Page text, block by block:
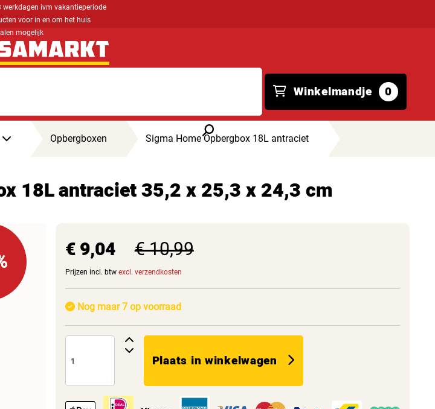
werkdagen ivm vakantieperiode
voor in en om het huis
mogelijk
Winkelmandje 0
Opbergboxen Sigma Home Opbergbox 18L antraciet
18L antraciet 35,2 x 25,3 x 24,3 cm
€ 9,04 € 10,99
Prijzen incl. btw excl. verzendkosten
Nog maar 7 op voorraad
Plaats in winkelwagen